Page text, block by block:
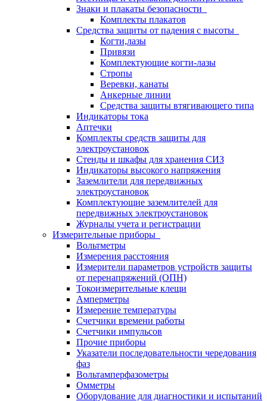
Знаки и плакаты безопасности
Комплекты плакатов
Средства защиты от падения с высоты
Когти,лазы
Привязи
Комплектующие когти-лазы
Стропы
Веревки, канаты
Анкерные линии
Средства защиты втягивающего типа
Индикаторы тока
Аптечки
Комплекты средств защиты для
электроустановок
Стенды и шкафы для хранения СИЗ
Индикаторы высокого напряжения
Заземлители для передвижных
электроустановок
Комплектующие заземлителей для
передвижных электроустановок
Журналы учета и регистрации
Измерительные приборы
Вольтметры
Измерения расстояния
Измерители параметров устройств защиты
от перенапряжений (ОПН)
Токоизмерительные клещи
Амперметры
Измерение температуры
Счетчики времени работы
Счетчики импульсов
Прочие приборы
Указатели последовательности чередования
фаз
Вольтамперфазометры
Омметры
Оборудование для диагностики и испытаний